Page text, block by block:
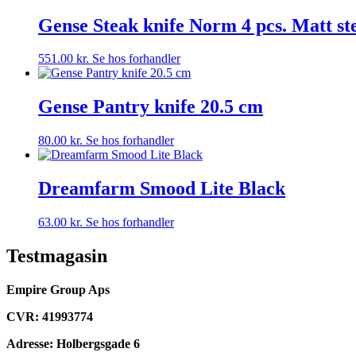
Gense Steak knife Norm 4 pcs. Matt
551.00 kr. Se hos forhandler
Gense Pantry knife 20.5 cm
80.00 kr. Se hos forhandler
Dreamfarm Smood Lite Black
63.00 kr. Se hos forhandler
Testmagasin
Empire Group Aps
CVR: 41993774
Adresse: Holbergsgade 6